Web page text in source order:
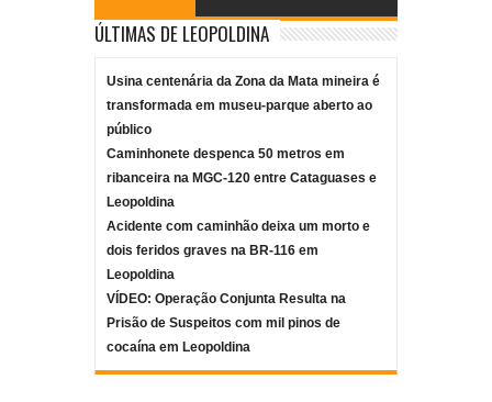
ÚLTIMAS DE LEOPOLDINA
Usina centenária da Zona da Mata mineira é
transformada em museu-parque aberto ao
público
Caminhonete despenca 50 metros em
ribanceira na MGC-120 entre Cataguases e
Leopoldina
Acidente com caminhão deixa um morto e
dois feridos graves na BR-116 em
Leopoldina
VÍDEO: Operação Conjunta Resulta na
Prisão de Suspeitos com mil pinos de
cocaína em Leopoldina